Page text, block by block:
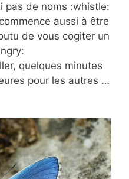
pas de noms :whistle:
aussi à être
de vous cogiter un
quelques minutes
pour les autres …